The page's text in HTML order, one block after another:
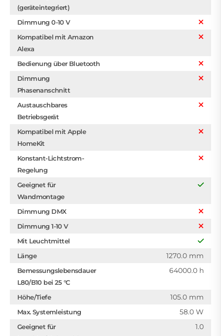
(geräteintegriert)
Dimmung 0-10 V
Kompatibel mit Amazon
Alexa
Bedienung über Bluetooth
Dimmung
Phasenanschnitt
Austauschbares
Betriebsgerät
Kompatibel mit Apple
HomeKit
Konstant-Lichtstrom-
Regelung
Geeignet für
Wandmontage
Dimmung DMX
Dimmung 1-10 V
Mit Leuchtmittel
Länge
1270.0 mm
Bemessungslebensdauer
L80/B10 bei 25 °C
64000.0 h
Höhe/Tiefe 105.0 mm
Max. Systemleistung 58.0 W
Geeignet für
1.0